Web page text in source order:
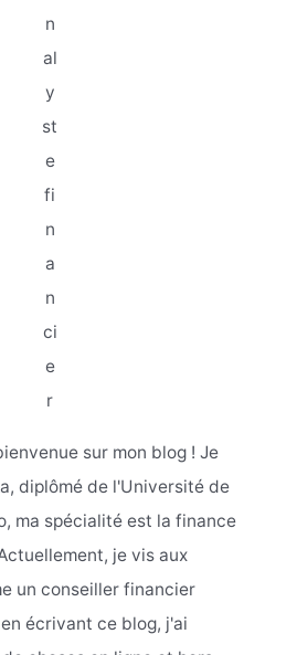
n
al
y
st
e
fi
n
a
n
ci
e
r
sur mon blog ! Je
diplômé de l'Université de
ma spécialité est la finance
je vis aux
un conseiller financier
écrivant ce blog, j'ai